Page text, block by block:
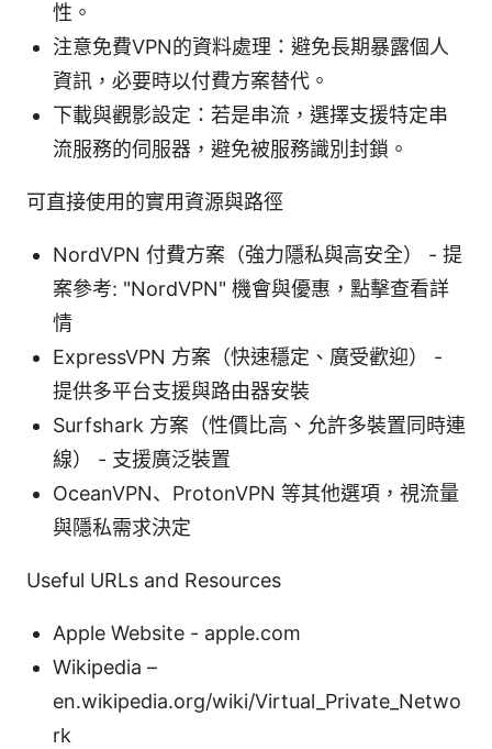
性。
注意免費VPN的資料處理：避免長期暴露個人
資訊，必要時以付費方案替代。
下載與觀影設定：若是串流，選擇支援特定串
流服務的伺服器，避免被服務識別封鎖。
可直接使用的實用資源與路徑
NordVPN 付費方案（強力隱私與高安全） - 提
案參考: "NordVPN" 機會與優惠，點擊查看詳
情
ExpressVPN 方案（快速穩定、廣受歡迎） -
提供多平台支援與路由器安裝
Surfshark 方案（性價比高、允許多裝置同時連
線） - 支援廣泛裝置
OceanVPN、ProtonVPN 等其他選項，視流量
與隱私需求決定
Useful URLs and Resources
Apple Website - apple.com
Wikipedia –
en.wikipedia.org/wiki/Virtual_Private_Netwo
rk